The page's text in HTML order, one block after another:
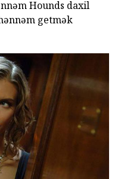
Hounds daxil
getmək